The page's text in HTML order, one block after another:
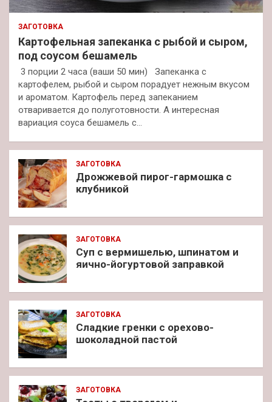
ЗАГОТОВКА
Картофельная запеканка с рыбой и сыром,
под соусом бешамель
3 порции 2 часа (ваши 50 мин) Запеканка с
картофелем, рыбой и сыром порадует нежным вкусом
и ароматом. Картофель перед запеканием
отваривается до полуготовности. А интересная
вариация соуса бешамель с…
ЗАГОТОВКА
Дрожжевой пирог-гармошка с
клубникой
ЗАГОТОВКА
Суп с вермишелью, шпинатом и
яично-йогуртовой заправкой
ЗАГОТОВКА
Сладкие гренки с орехово-
шоколадной пастой
ЗАГОТОВКА